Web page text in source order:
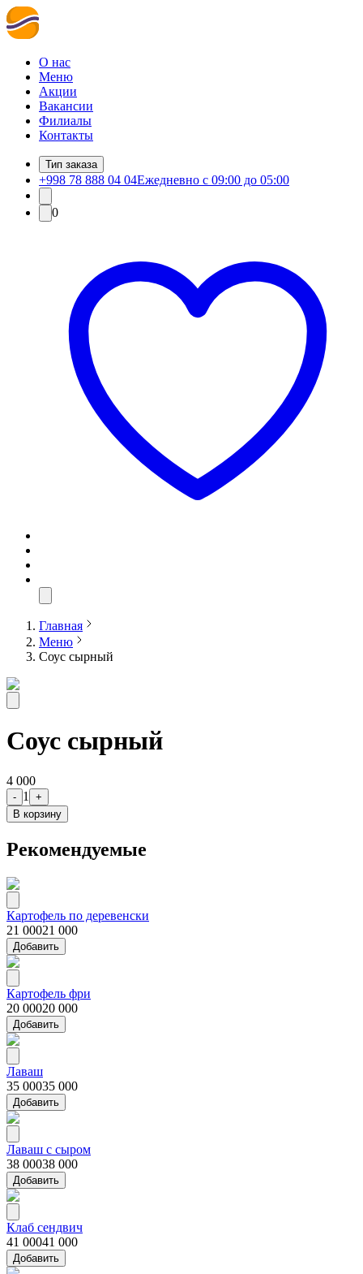
О нас
Меню
Акции
Вакансии
Филиалы
Контакты
Тип заказа
+998 78 888 04 04Ежедневно с 09:00 до 05:00
0
Главная
Меню
Соус сырный
Соус сырный
4 000
- 1
+
В корзину
Рекомендуемые
Картофель по деревенски
21 00021 000
Добавить
Картофель фри
20 00020 000
Добавить
Лаваш
35 00035 000
Добавить
Лаваш с сыром
38 00038 000
Добавить
Клаб сендвич
41 00041 000
Добавить